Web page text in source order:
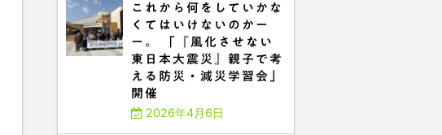
これから何をしていかな
くてはいけないのかー
ー。 「『風化させない
東日本大震災』親子で考
える防災・減災学習会」
開催
2026年4月6日